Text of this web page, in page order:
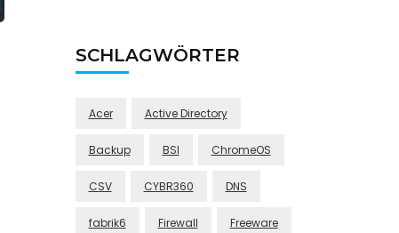
SCHLAGWÖRTER
Acer Active Directory
Backup BSI ChromeOS
CSV CYBR360 DNS
fabrik6 Firewall Freeware